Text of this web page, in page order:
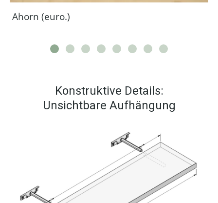
Ahorn (euro.)
Konstruktive Details:
Unsichtbare Aufhängung